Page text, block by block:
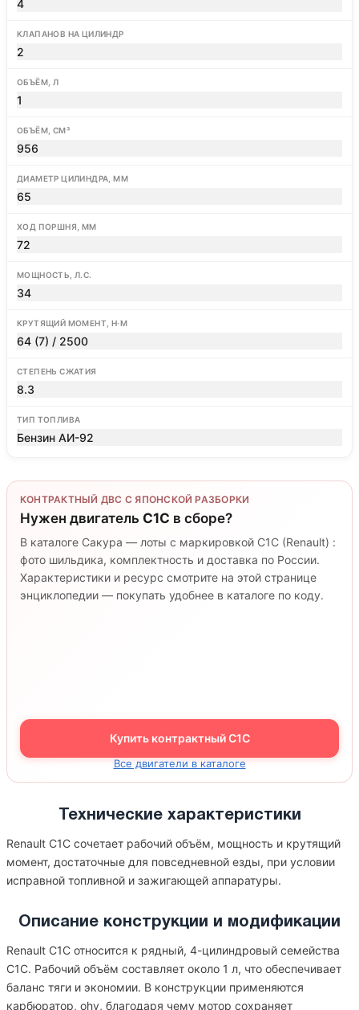
4
КЛАПАНОВ НА ЦИЛИНДР
2
ОБЪЁМ, Л
1
ОБЪЁМ, СМ³
956
ДИАМЕТР ЦИЛИНДРА, ММ
65
ХОД ПОРШНЯ, ММ
72
МОЩНОСТЬ, Л.С.
34
КРУТЯЩИЙ МОМЕНТ, Н·М
64 (7) / 2500
СТЕПЕНЬ СЖАТИЯ
8.3
ТИП ТОПЛИВА
Бензин АИ-92
КОНТРАКТНЫЙ ДВС С ЯПОНСКОЙ РАЗБОРКИ
Нужен двигатель C1C в сборе?
В каталоге Сакура — лоты с маркировкой C1C (Renault) :
фото шильдика, комплектность и доставка по России.
Характеристики и ресурс смотрите на этой странице
энциклопедии — покупать удобнее в каталоге по коду.
Купить контрактный C1C
Все двигатели в каталоге
Технические характеристики
Renault C1C сочетает рабочий объём, мощность и крутящий
момент, достаточные для повседневной езды, при условии
исправной топливной и зажигающей аппаратуры.
Описание конструкции и модификации
Renault C1C относится к рядный, 4-цилиндровый семейства
C1C. Рабочий объём составляет около 1 л, что обеспечивает
баланс тяги и экономии. В конструкции применяются
карбюратор, ohv, благодаря чему мотор сохраняет